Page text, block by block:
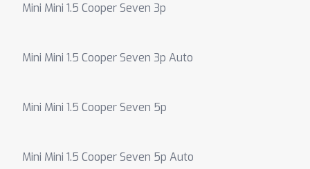
Mini Mini 1.5 Cooper Seven 3p
Mini Mini 1.5 Cooper Seven 3p Auto
Mini Mini 1.5 Cooper Seven 5p
Mini Mini 1.5 Cooper Seven 5p Auto